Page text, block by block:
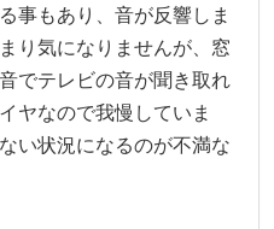
事もあり、音が反響しま
り気になりませんが、窓
でテレビの音が聞き取れ
ヤなので我慢していま
い状況になるのが不満な